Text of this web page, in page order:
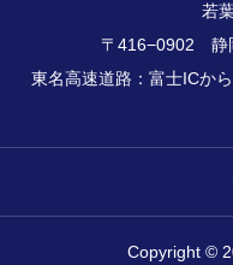
若
〒416−0902 静
東名高速道路：富士ICか
Copyright ©